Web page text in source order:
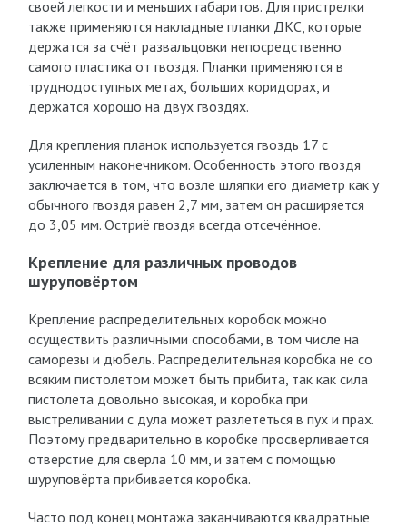
своей легкости и меньших габаритов. Для пристрелки
также применяются накладные планки ДКС, которые
держатся за счёт развальцовки непосредственно
самого пластика от гвоздя. Планки применяются в
труднодоступных метах, больших коридорах, и
держатся хорошо на двух гвоздях.
Для крепления планок используется гвоздь 17 с
усиленным наконечником. Особенность этого гвоздя
заключается в том, что возле шляпки его диаметр как у
обычного гвоздя равен 2,7 мм, затем он расширяется
до 3,05 мм. Остриё гвоздя всегда отсечённое.
Крепление для различных проводов
шуруповёртом
Крепление распределительных коробок можно
осуществить различными способами, в том числе на
саморезы и дюбель. Распределительная коробка не со
всяким пистолетом может быть прибита, так как сила
пистолета довольно высокая, и коробка при
выстреливании с дула может разлететься в пух и прах.
Поэтому предварительно в коробке просверливается
отверстие для сверла 10 мм, и затем с помощью
шуруповёрта прибивается коробка.
Часто под конец монтажа заканчиваются квадратные